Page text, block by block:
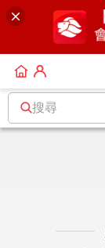
搜尋